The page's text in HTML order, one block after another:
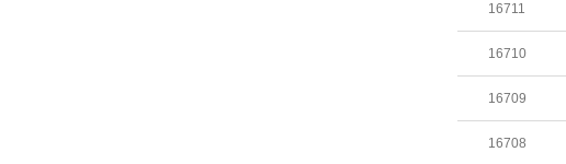
16711
16710
16709
16708